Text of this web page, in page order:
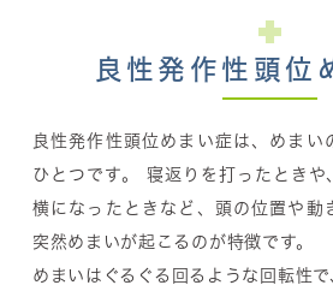
良性発作性頭位
良性発作性頭位めまい症は、めまい
ひとつです。 寝返りを打ったときや
横になったときなど、頭の位置や動
突然めまいが起こるのが特徴です。
めまいはぐるぐる回るような回転性